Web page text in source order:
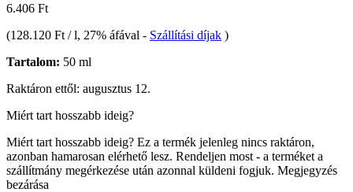
6.406 Ft
(128.120 Ft / l, 27% áfával - Szállítási díjak )
Tartalom: 50 ml
Raktáron ettől: augusztus 12.
Miért tart hosszabb ideig?
Miért tart hosszabb ideig? Ez a termék jelenleg nincs raktáron,
azonban hamarosan elérhető lesz. Rendeljen most - a terméket a
szállítmány megérkezése után azonnal küldeni fogjuk. Megjegyzés
bezárása